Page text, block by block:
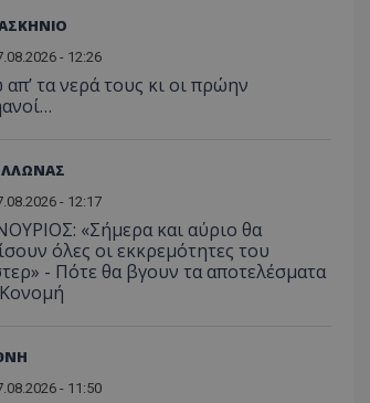
- 12:26
τα νερά τους κι οι πρώην
- 12:17
«Σήμερα και αύριο θα
όλες οι εκκρεμότητες του
- Πότε θα βγουν τα αποτελέσματα
- 11:50